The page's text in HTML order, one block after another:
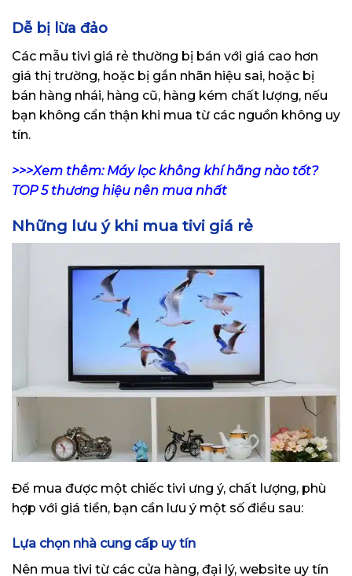
Dễ bị lừa đảo
Các mẫu tivi giá rẻ thường bị bán với giá cao hơn
giá thị trường, hoặc bị gắn nhãn hiệu sai, hoặc bị
bán hàng nhái, hàng cũ, hàng kém chất lượng, nếu
bạn không cẩn thận khi mua từ các nguồn không uy
tín.
>>>Xem thêm: Máy lọc không khí hãng nào tốt?
TOP 5 thương hiệu nên mua nhất
Những lưu ý khi mua tivi giá rẻ
Để mua được một chiếc tivi ưng ý, chất lượng, phù
hợp với giá tiền, bạn cần lưu ý một số điều sau:
Lựa chọn nhà cung cấp uy tín
Nên mua tivi từ các cửa hàng, đại lý, website uy tín